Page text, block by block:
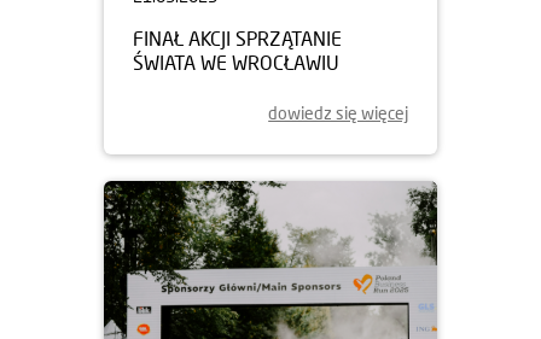
FINAŁ AKCJI SPRZĄTANIE
ŚWIATA WE WROCŁAWIU
dowiedz się więcej